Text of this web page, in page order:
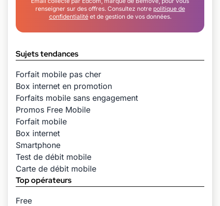
renseigner sur des offres. Consultez notre politique de
confidentialitéet de gestion de vos données.
Sujets tendances
Forfait mobile pas cher
Box internet en promotion
Forfaits mobile sans engagement
Promos Free Mobile
Forfait mobile
Box internet
Smartphone
Test de débit mobile
Carte de débit mobile
Top opérateurs
Free